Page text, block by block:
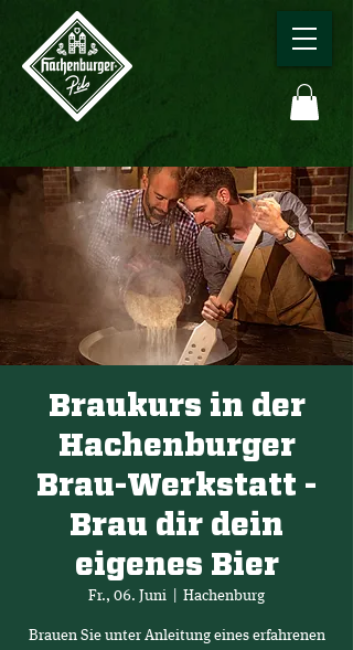
Braukurs in der
Hachenburger
Brau-Werkstatt -
Brau dir dein
eigenes Bier
Fr., 06. Juni Hachenburg
Brauen Sie unter Anleitung eines erfahrenen